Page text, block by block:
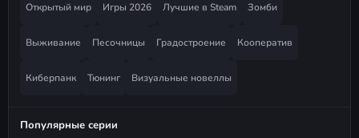
Открытый мир Игры 2026 Лучшие в Steam Зомби
Выживание Песочницы Градостроение Кооператив
Киберпанк Тюнинг Визуальные новеллы
Популярные серии